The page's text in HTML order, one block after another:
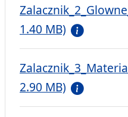
1.40 MB)
2.90 MB)